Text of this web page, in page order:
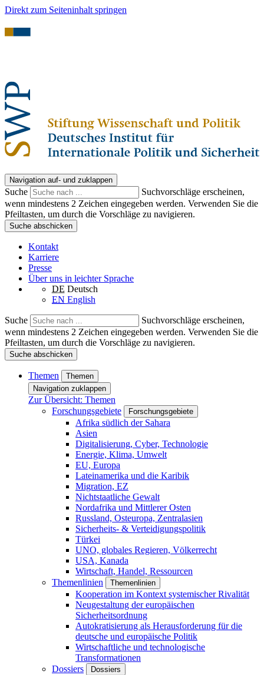
Direkt zum Seiteninhalt springen
Navigation auf- und zuklappen
Suche
Suchvorschläge erscheinen,
wenn mindestens 2 Zeichen eingegeben werden. Verwenden Sie die
Pfeiltasten, um durch die Vorschläge zu navigieren.
Suche abschicken
Kontakt
Karriere
Presse
Über uns in leichter Sprache
DE Deutsch
EN English
Suche
Suchvorschläge erscheinen,
wenn mindestens 2 Zeichen eingegeben werden. Verwenden Sie die
Pfeiltasten, um durch die Vorschläge zu navigieren.
Suche abschicken
Themen
Themen
Navigation zuklappen
Zur Übersicht: Themen
Forschungsgebiete
Forschungsgebiete
Afrika südlich der Sahara
Asien
Digitalisierung, Cyber, Technologie
Energie, Klima, Umwelt
EU, Europa
Lateinamerika und die Karibik
Migration, EZ
Nichtstaatliche Gewalt
Nordafrika und Mittlerer Osten
Russland, Osteuropa, Zentralasien
Sicherheits- & Verteidigungspolitik
Türkei
UNO, globales Regieren, Völkerrecht
USA, Kanada
Wirtschaft, Handel, Ressourcen
Themenlinien
Themenlinien
Kooperation im Kontext systemischer Rivalität
Neugestaltung der europäischen
Sicherheitsordnung
Autokratisierung als Herausforderung für die
deutsche und europäische Politik
Wirtschaftliche und technologische
Transformationen
Dossiers
Dossiers